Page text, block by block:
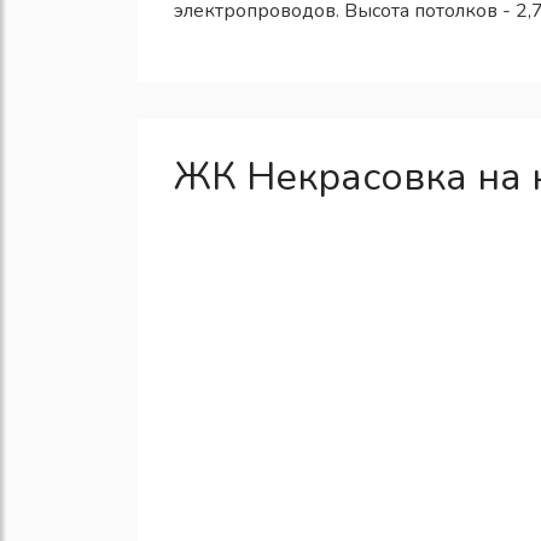
электропроводов. Высота потолков -
ЖК Некрасовка на